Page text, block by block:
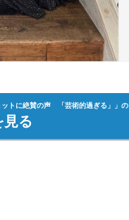
ットに絶賛の声 「芸術的過ぎる」」の
見る